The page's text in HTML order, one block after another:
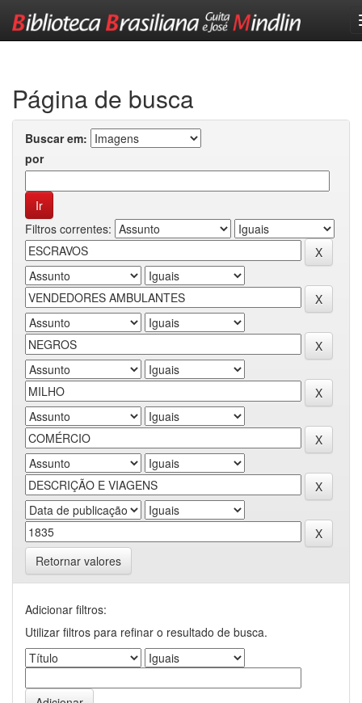
Página de busca
Buscar em:
por
Filtros correntes:
Retornar valores
Adicionar filtros:
Utilizar filtros para refinar o resultado de busca.